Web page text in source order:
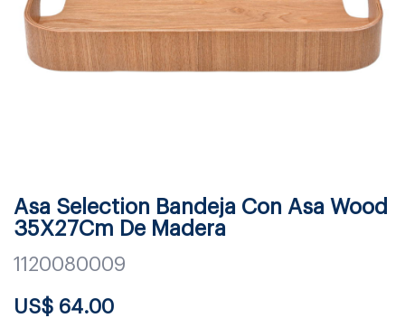
Asa Selection Bandeja Con Asa Wood
35X27Cm De Madera
1120080009
US$ 64.00